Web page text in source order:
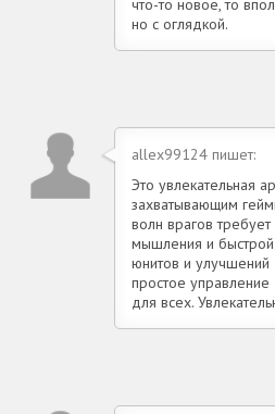
но с оглядкой.
allex99124 пишет:
Это увлекательная
захватывающим
волн врагов требует
мышления и
юнитов и
простое управление
для всех.